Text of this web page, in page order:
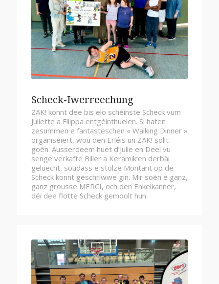
Scheck-Iwerreechung
ZAK! konnt dee bis elo schéinste Scheck vum
Juliette a Filippa entgéinthuelen. Si haten
zesummen e fantasteschen « Walking Dinner »
organiséiert, wou den Erléis un ZAK! sollt
goën. Ausserdeem huet d’Julie en Deel vu
senge verkafte Biller a Keramik’en derbäi
geluecht, soudass e stolze Montant op de
Scheck konnt geschriwwe gin. Mir soën e ganz,
ganz grousse MERCI, och den Enkelkanner,
déi dee flotte Scheck gemoolt hun.